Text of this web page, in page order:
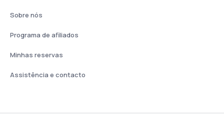
Sobre nós
Programa de afiliados
Minhas reservas
Assistência e contacto